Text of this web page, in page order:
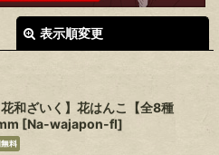
表示順変更
和ざいく】花はんこ【全8種
[Na-wajapon-fl]